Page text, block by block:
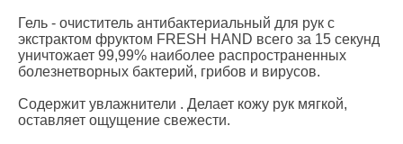
Гель - очиститель антибактериальный для рук c
экстрактом фруктом FRESH HAND всего за 15 секунд
уничтожает 99,99% наиболее распространенных
болезнетворных бактерий, грибов и вирусов.
Содержит увлажнители . Делает кожу рук мягкой,
оставляет ощущение свежести.